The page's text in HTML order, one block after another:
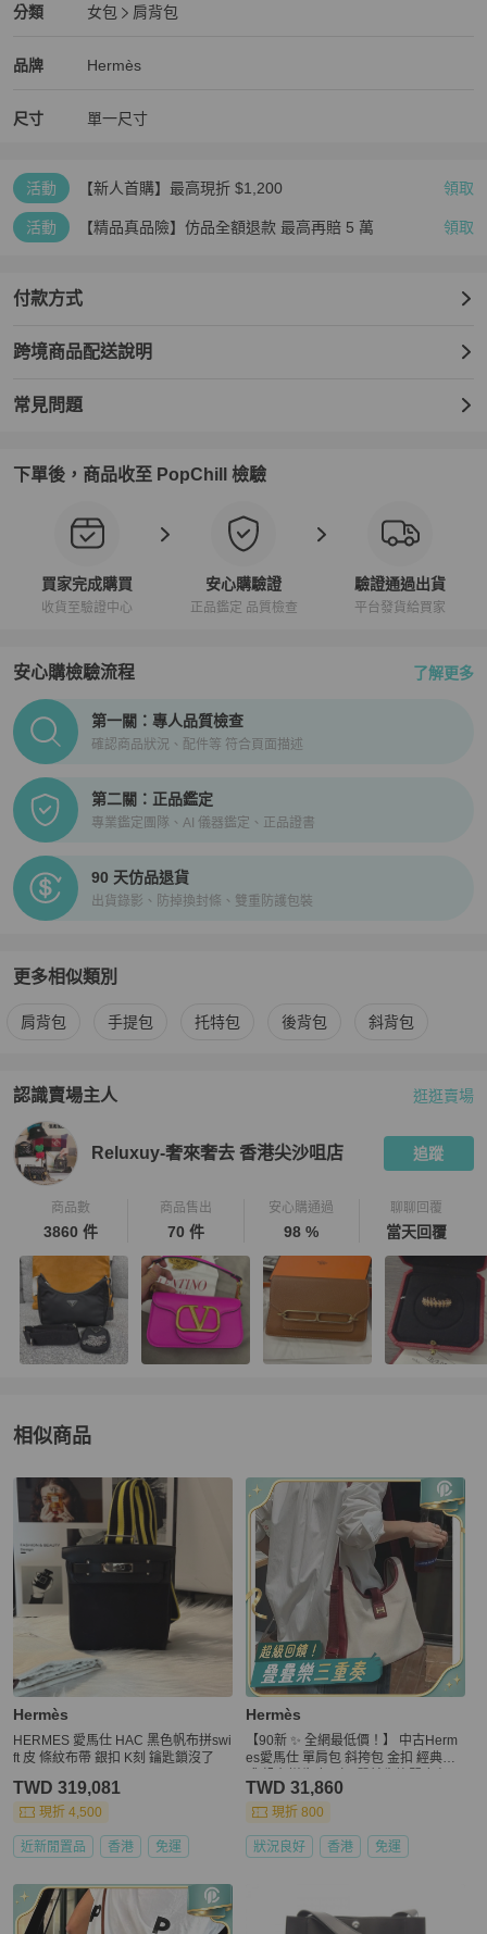
分類
Hermès 女包分類資訊
女包
肩背包
品牌
Hermès 精品女包品牌介紹
Hermès
Hermès 推薦清單
尺寸 單一尺寸
活動 【新人首購】最高現折 $1,200 領取
活動 【精品真品險】仿品全額退款 最高再賠 5 萬 領取
付款方式
跨境商品配送說明
常見問題
下單後，商品收至 PopChill 檢驗
買家完成購買
收貨至驗證中心
安心購驗證
正品鑑定 品質檢查
驗證通過出貨
平台發貨給買家
安心購檢驗流程 了解更多
PopChill拍拍圈正品驗證、安心購檢驗流程介紹
第一關：專人品質檢查
確認商品狀況、配件等 符合頁面描述
第二關：正品鑑定
專業鑑定團隊、AI 儀器鑑定、正品證書
90 天仿品退貨
出貨錄影、防掉換封條、雙重防護包裝
更多相似類別
更多Hermès 女包相似商品推薦
肩背包 手提包 托特包 後背包 斜背包
認識賣場主人
PopChill 拍拍圈嚴選賣家 Reluxuy-奢來奢去 香港尖沙咀店介紹
逛逛賣場
Reluxuy-奢來奢去 香港尖沙咀店 追蹤
商品數
3860 件
商品售出
70 件
安心購通過
98 %
聊聊回覆
當天回覆
相似商品
更多相似Hermès女包推薦精品
Hermès
HERMES 愛馬仕 HAC 黑色帆布拼swi
ft 皮 條紋布帶 銀扣 K刻 鑰匙鎖沒了
TWD 319,081
現折 4,500
近新閒置品 香港 免運
Hermès
【90新 ✨ 全網最低價！】 中古Herm
es愛馬仕 單肩包 斜挎包 金扣 經典款
❗️❗️）
TWD 31,860
現折 800
狀況良好 香港 免運